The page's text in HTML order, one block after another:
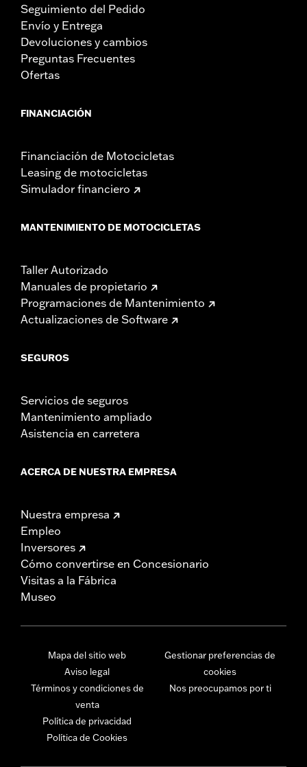
Seguimiento del Pedido
Envío y Entrega
Devoluciones y cambios
Preguntas Frecuentes
Ofertas
FINANCIACIÓN
Financiación de Motocicletas
Leasing de motocicletas
Simulador financiero
MANTENIMIENTO DE MOTOCICLETAS
Taller Autorizado
Manuales de propietario
Programaciones de Mantenimiento
Actualizaciones de Software
SEGUROS
Servicios de seguros
Mantenimiento ampliado
Asistencia en carretera
ACERCA DE NUESTRA EMPRESA
Nuestra empresa
Empleo
Inversores
Cómo convertirse en Concesionario
Visitas a la Fábrica
Museo
Mapa del sitio web
Aviso legal
Términos y condiciones de
venta
Política de privacidad
Política de Cookies
Gestionar preferencias de
cookies
Nos preocupamos por ti